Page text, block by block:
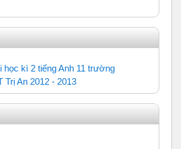
học kì 2 tiếng Anh 11 trường
Trị An 2012 - 2013Trắc nghiệm